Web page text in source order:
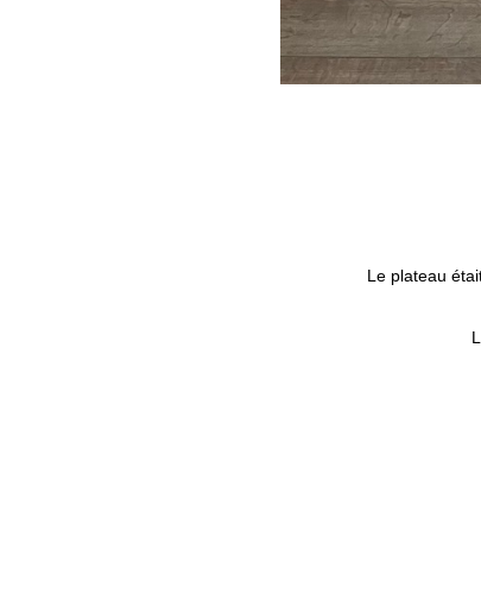
Le plateau